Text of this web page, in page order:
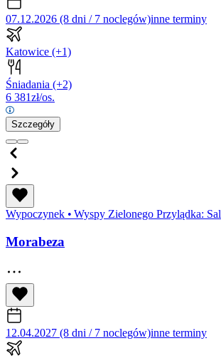
07.12.2026 (8 dni / 7 noclegów)inne terminy
Katowice (+1)
Śniadania (+2)
6 381zł/os.
Szczegóły
Wypoczynek • Wyspy Zielonego Przylądka: Sal
Morabeza
12.04.2027 (8 dni / 7 noclegów)inne terminy